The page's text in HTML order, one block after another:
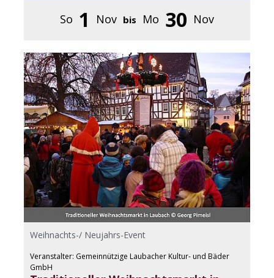
So 1 Nov bis Mo 30 Nov
Weihnachts-/ Neujahrs-Event
Veranstalter: Gemeinnützige Laubacher Kultur- und Bäder
GmbH